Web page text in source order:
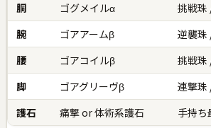
胴
ゴグメイルα
挑戦珠
腕
ゴアアームβ
逆襲珠
腰
ゴアコイルβ
挑戦珠
脚
ゴアグリーヴβ
連撃珠
護石
痛撃 or 体術系護石 手持ち